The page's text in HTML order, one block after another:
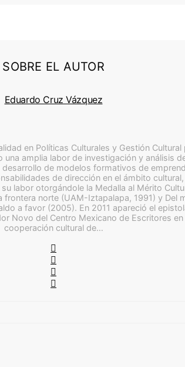
SOBRE EL AUTOR
Eduardo Cruz Vázquez
en Políticas Culturales y Gestión
amplia labor de investigación y análisis
de modelos formativos de
de dirección en el ámbito
labor otorgándole la Medalla al Mérito
norte (UAM-Iztapalapa, 1991) y
a favor (2005). En 2011 apareció el
Novo del Centro Mexicano de Escritores
cooperación cultural de…